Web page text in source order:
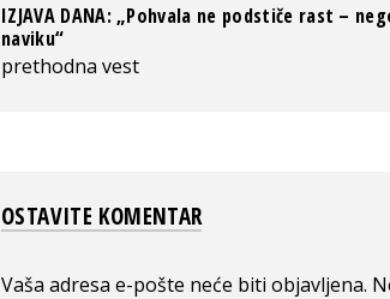
IZJAVA DANA: „Pohvala ne podstiče rast –
naviku“
prethodna vest
OSTAVITE KOMENTAR
Vaša adresa e-pošte neće biti objavljena.